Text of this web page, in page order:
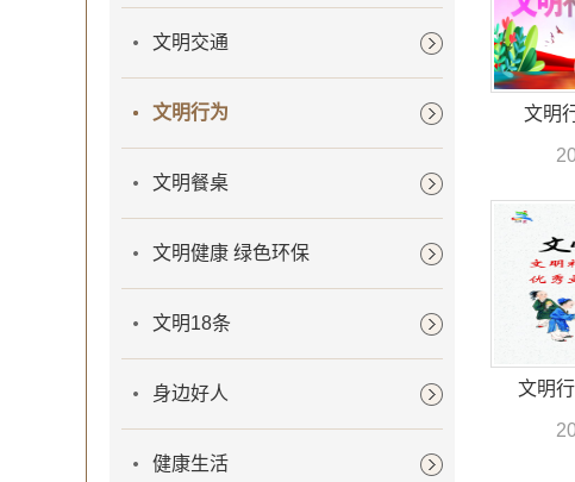
文明交通
文明行为
文明餐桌
文明健康 绿色环保
文明18条
身边好人
健康生活
文明
文明